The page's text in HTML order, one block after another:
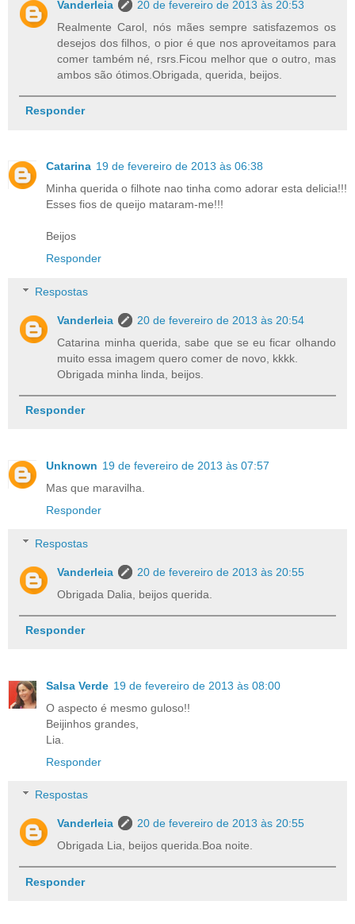
Vanderleia
20 de fevereiro de 2013 às 20:53
Realmente Carol, nós mães sempre satisfazemos os
desejos dos filhos, o pior é que nos aproveitamos para
comer também né, rsrs.Ficou melhor que o outro, mas
ambos são ótimos.Obrigada, querida, beijos.
Responder
Catarina 19 de fevereiro de 2013 às 06:38
Minha querida o filhote nao tinha como adorar esta delicia!!!
Esses fios de queijo mataram-me!!!
Beijos
Responder
Respostas
Vanderleia
20 de fevereiro de 2013 às 20:54
Catarina minha querida, sabe que se eu ficar olhando
muito essa imagem quero comer de novo, kkkk.
Obrigada minha linda, beijos.
Responder
Unknown 19 de fevereiro de 2013 às 07:57
Mas que maravilha.
Responder
Respostas
Vanderleia
20 de fevereiro de 2013 às 20:55
Obrigada Dalia, beijos querida.
Responder
Salsa Verde 19 de fevereiro de 2013 às 08:00
O aspecto é mesmo guloso!!
Beijinhos grandes,
Lia.
Responder
Respostas
Vanderleia
20 de fevereiro de 2013 às 20:55
Obrigada Lia, beijos querida.Boa noite.
Responder